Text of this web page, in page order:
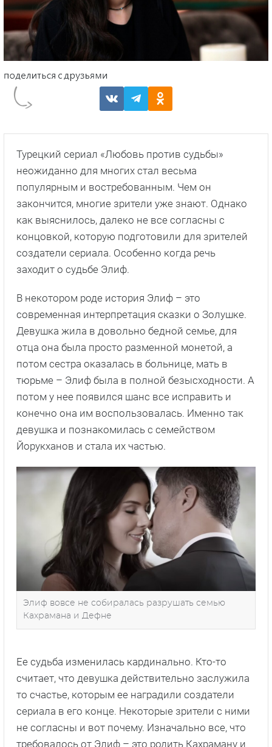
Турецкий сериал «Любовь против судьбы»
неожиданно для многих стал весьма
популярным и востребованным. Чем он
закончится, многие зрители уже знают. Однако
как выяснилось, далеко не все согласны с
концовкой, которую подготовили для зрителей
создатели сериала. Особенно когда речь
заходит о судьбе Элиф.
В некотором роде история Элиф – это
современная интерпретация сказки о Золушке.
Девушка жила в довольно бедной семье, для
отца она была просто разменной монетой, а
потом сестра оказалась в больнице, мать в
тюрьме – Элиф была в полной безысходности. А
потом у нее появился шанс все исправить и
конечно она им воспользовалась. Именно так
девушка и познакомилась с семейством
Йорукханов и стала их частью.
Элиф вовсе не собиралась разрушать семью
Кахрамана и Дефне
Ее судьба изменилась кардинально. Кто-то
считает, что девушка действительно заслужила
то счастье, которым ее наградили создатели
сериала в его конце. Некоторые зрители с ними
не согласны и вот почему. Изначально все, что
требовалось от Элиф – это родить Кахраману и